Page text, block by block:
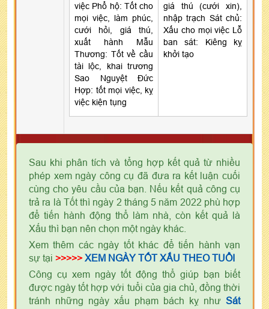
việc Phổ hộ: Tốt cho
mọi việc, làm phúc,
cưới hỏi, giá thú,
xuất hành Mẫu
Thương: Tốt về cầu
tài lộc, khai trương
Sao Nguyệt Đức
Hợp: tốt mọi việc, kỵ
việc kiện tụng
giá thú (cưới xin),
nhập trạch Sát chủ:
Xấu cho mọi việc Lỗ
ban sát: Kiêng kỵ
khởi tạo
Sau khi phân tích và tổng hợp kết quả từ nhiều
phép xem ngày công cụ đã đưa ra kết luận cuối
cùng cho yêu cầu của bạn. Nếu kết quả công cụ
trả ra là Tốt thì ngày 2 tháng 5 năm 2022 phù hợp
để tiến hành động thổ làm nhà, còn kết quả là
Xấu thì bạn nên chọn một ngày khác.
Xem thêm các ngày tốt khác để tiến hành vạn
sự tại >>>>> XEM NGÀY TỐT XẤU THEO TUỔI
Công cụ xem ngày tốt động thổ giúp bạn biết
được ngày tốt hợp với tuổi của gia chủ, đồng thời
tránh những ngày xấu phạm bách kỵ như Sát